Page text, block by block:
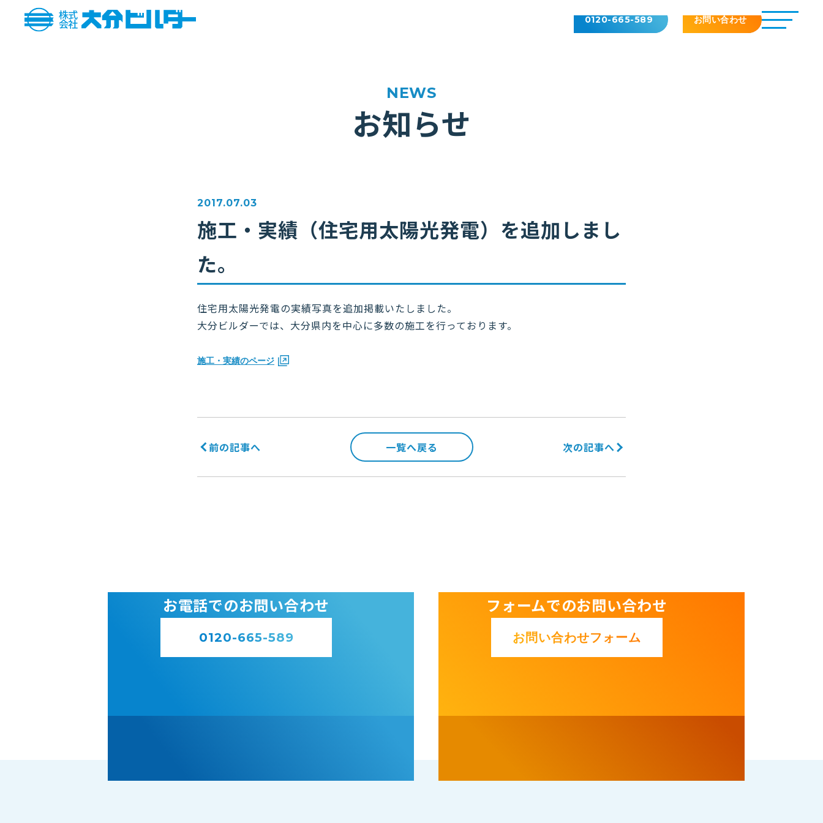
0120-665-589 お問い合わせ
お知らせ
2017.07.03
施工・実績（住宅用太陽光発電）を追加しまし
た。
住宅用太陽光発電の実績写真を追加掲載いたしました。
大分ビルダーでは、大分県内を中心に多数の施工を行っております。
施工・実績のページ
前の記事へ 次の記事へ
一覧へ戻る
お電話でのお問い合わせ
0120-665-589
フォームでのお問い合わせ
お問い合わせフォーム